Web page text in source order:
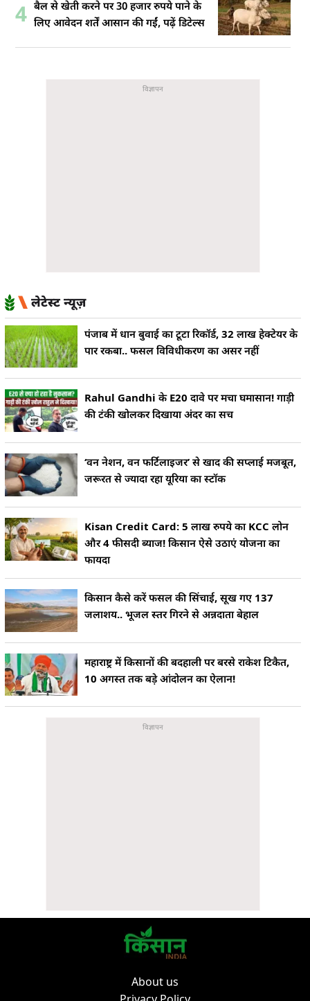
4 बैल से खेती करने पर 30 हजार रुपये पाने के
लिए आवेदन शर्तें आसान की गईं, पढ़ें डिटेल्स
लेटेस्ट न्यूज़
पंजाब में धान बुवाई का टूटा रिकॉर्ड, 32 लाख हेक्टेयर के
पार रकबा.. फसल विविधीकरण का असर नहीं
Rahul Gandhi के E20 दावे पर मचा घमासान! गाड़ी
की टंकी खोलकर दिखाया अंदर का सच
‘वन नेशन, वन फर्टिलाइजर’ से खाद की सप्लाई मजबूत,
जरूरत से ज्यादा रहा यूरिया का स्टॉक
Kisan Credit Card: 5 लाख रुपये का KCC लोन
और 4 फीसदी ब्याज! किसान ऐसे उठाएं योजना का
फायदा
किसान कैसे करें फसल की सिंचाई, सूख गए 137
जलाशय.. भूजल स्तर गिरने से अन्नदाता बेहाल
महाराष्ट्र में किसानों की बदहाली पर बरसे राकेश टिकैत,
10 अगस्त तक बड़े आंदोलन का ऐलान!
About us